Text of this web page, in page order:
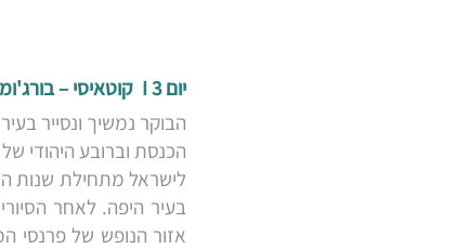
יום 3 I קוטאיסי – בורג'ומי – בקוריאני
הבוקר נמשיך ונסייר
הכנסת וברובע היהודי
לישראל מתחילת שנות
בעיר היפה. לאחר
אזור הנופש של פרנסי